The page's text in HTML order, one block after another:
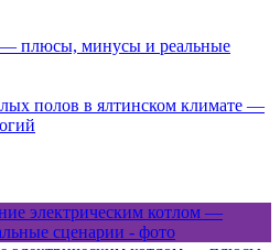
— плюсы, минусы и реальные
полов в ялтинском климате —